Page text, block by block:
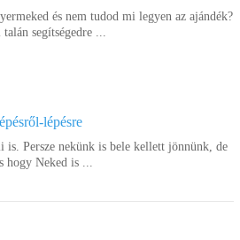
Kosárba
és nem tudod mi legyen az ajándék?
segítségedre ...
lépésre
Persze nekünk is bele kellett jönnünk, de
Neked is ...